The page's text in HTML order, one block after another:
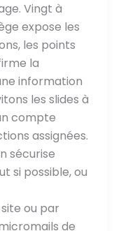
Vingt à
expose les
les points
la
information
les slides à
compte
assignées.
sécurise
si possible, ou
ou par
de